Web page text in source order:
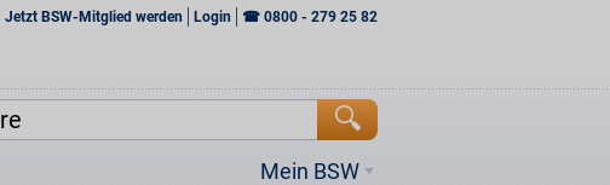
Jetzt BSW-Mitglied werden Login ☎ 0800 - 279 25 82
Mein BSW